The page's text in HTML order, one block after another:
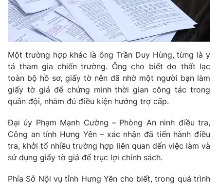
Theo dõi báo trên
Cơ quan chủ quản:Đài Truyền hình Việt Nam
Cơ quan báo chí: Thời báo VTV
Giấy phép hoạt động báo in và báo điện tử số 483/GP-BTTTT
cấp ngày 29/12/2023
Tổng Biên tập: Vũ Thanh Thủy
Phó Tổng Biên tập:Nguyễn Thị Mỹ Hạnh, Phạm Quốc Thắng,
Nguyễn Trọng Ninh
Tổng đài VTV:024.38 355 931 - 024.38 355 932
Một trường hợp khác là ông Trần Duy Hùng, từng là y
tá tham gia chiến trường. Ông cho biết do thất lạc
toàn bộ hồ sơ, giấy tờ nên đã nhờ một người bạn làm
giấy tờ giả để chứng minh thời gian công tác trong
quân đội, nhằm đủ điều kiện hưởng trợ cấp.
Đại úy Phạm Mạnh Cường – Phòng An ninh điều tra,
Công an tỉnh Hưng Yên – xác nhận đã tiến hành điều
tra, khởi tố nhiều trường hợp liên quan đến việc làm và
sử dụng giấy tờ giả để trục lợi chính sách.
Phía Sở Nội vụ tỉnh Hưng Yên cho biết, trong quá trình